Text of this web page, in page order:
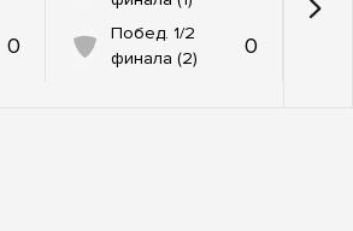
0
Побед. 1/2
финала (2)
0